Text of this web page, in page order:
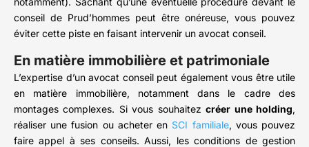
conseil de Prud’hommes peut être onéreuse, vous pouvez
éviter cette piste en faisant intervenir un avocat conseil.
En matière immobilière et patrimoniale
L’expertise d’un avocat conseil peut également vous être utile
en matière immobilière, notamment dans le cadre des
montages complexes. Si vous souhaitezcréer une holding,
réaliser une fusion ou acheter en SCI familiale, vous pouvez
faire appel à ses conseils. Aussi, les conditions de gestion